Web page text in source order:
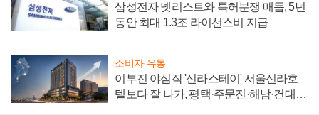
삼성전자 넷리스트와 특허분쟁 매듭, 5년
동안 최대 1.3조 라이선스비 지급
소비자·유통
이부진 야심작 '신라스테이' 서울신라호
텔보다 잘 나가, 평택·주문진·해남·건대로